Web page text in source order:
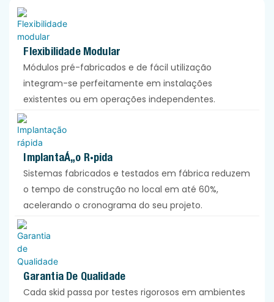
Flexibilidade Modular
Módulos pré-fabricados e de fácil utilização
integram-se perfeitamente em instalações
existentes ou em operações independentes.
Implantação Rápida
Sistemas fabricados e testados em fábrica reduzem
o tempo de construção no local em até 60%,
acelerando o cronograma do seu projeto.
Garantia De Qualidade
Cada skid passa por testes rigorosos em ambientes